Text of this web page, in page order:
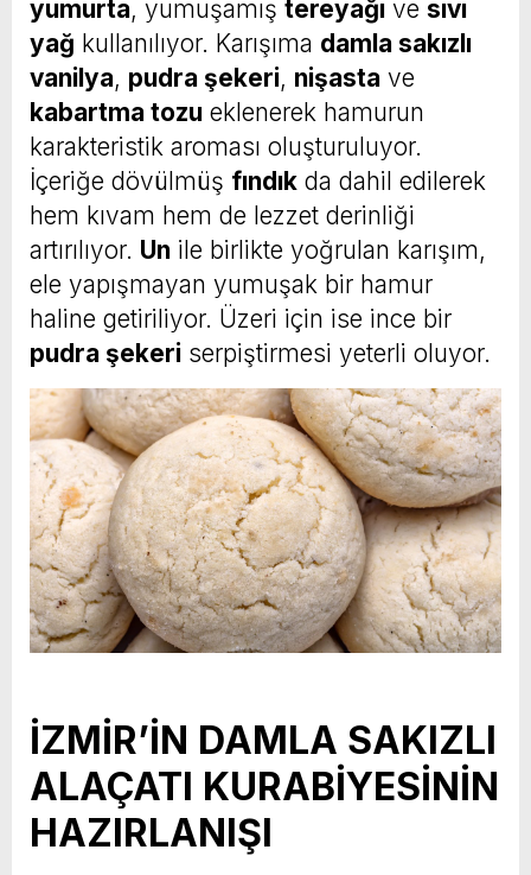
yumurta, yumuşamış tereyağı ve sıvı
yağ kullanılıyor. Karışıma damla sakızlı
vanilya, pudra şekeri, nişasta ve
kabartma tozu eklenerek hamurun
karakteristik aroması oluşturuluyor.
İçeriğe dövülmüş fındık da dahil edilerek
hem kıvam hem de lezzet derinliği
artırılıyor. Un ile birlikte yoğrulan karışım,
ele yapışmayan yumuşak bir hamur
haline getiriliyor. Üzeri için ise ince bir
pudra şekeri serpiştirmesi yeterli oluyor.
İZMİR’İN DAMLA SAKIZLI
ALAÇATI KURABİYESİNİN
HAZIRLANIŞI